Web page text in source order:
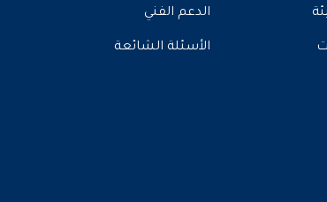
الدعم الفني
الأسئلة الشائعة